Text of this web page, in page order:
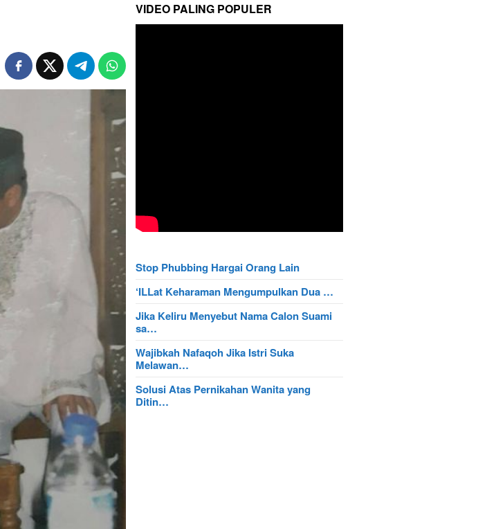
VIDEO PALING POPULER
Stop Phubbing Hargai Orang Lain
‘ILLat Keharaman Mengumpulkan Dua …
Jika Keliru Menyebut Nama Calon Suami
sa…
Wajibkah Nafaqoh Jika Istri Suka
Melawan…
Solusi Atas Pernikahan Wanita yang
Ditin…